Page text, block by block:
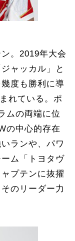
。2019年大会
ャッカル」と
度も勝利に導
れている。ポ
ムの両端に位
の中心的存在
ランや、パワ
ム「トヨタヴ
プテンに抜擢
のリーダー力